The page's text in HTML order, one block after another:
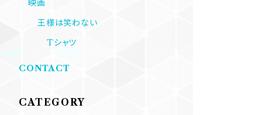
映画
王様は笑わない
Tシャツ
CONTACT
CATEGORY